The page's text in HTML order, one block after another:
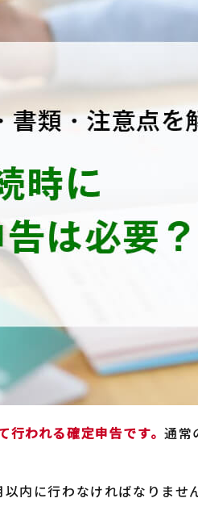
行われる確定申告です。通常
内に行わなければなりません